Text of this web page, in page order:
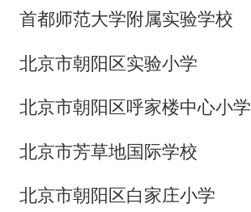
首都师范大学附属实验学校
北京市朝阳区实验小学
北京市朝阳区呼家楼中心小学
北京市芳草地国际学校
北京市朝阳区白家庄小学